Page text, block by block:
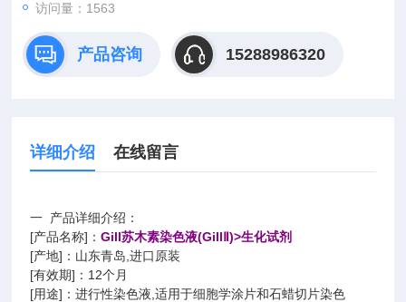
访问量：1563
产品咨询 15288986320
详细介绍 在线留言
一 产品详细介绍：
[产品名称]：Gill苏木素染色液(GillⅡ)>生化试剂
[产地]：山东青岛,进口原装
[有效期]：12个月
[用途]：进行性染色液,适用于细胞学涂片和石蜡切片染色